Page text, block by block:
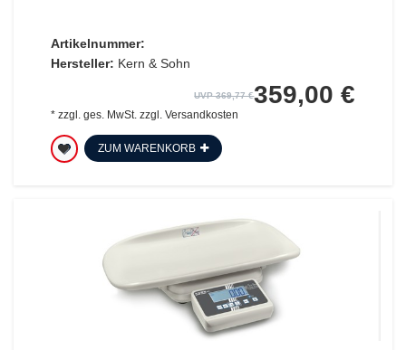
Artikelnummer:
Hersteller: Kern & Sohn
UVP 369,77 €359,00 €
* zzgl. ges. MwSt.zzgl. Versandkosten
ZUM WARENKORB